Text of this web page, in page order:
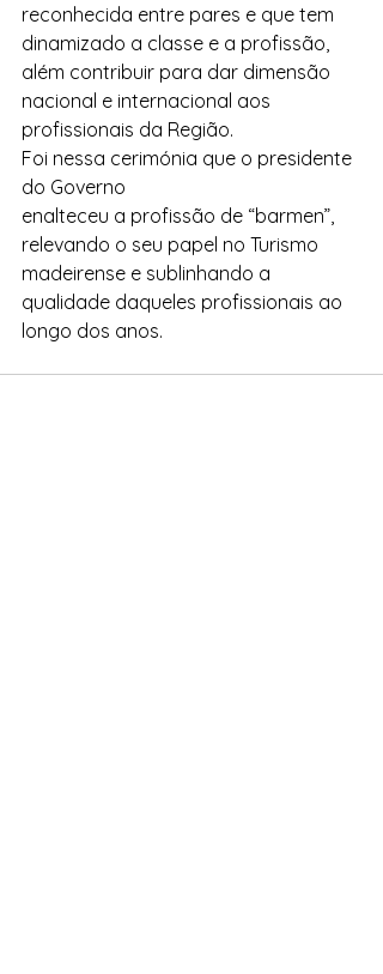
reconhecida entre pares e que tem
dinamizado a classe e a profissão,
além contribuir para dar dimensão
nacional e internacional aos
profissionais da Região.
Foi nessa cerimónia que o presidente
do Governo
enalteceu a profissão de “barmen”,
relevando o seu papel no Turismo
madeirense e sublinhando a
qualidade daqueles profissionais ao
longo dos anos.